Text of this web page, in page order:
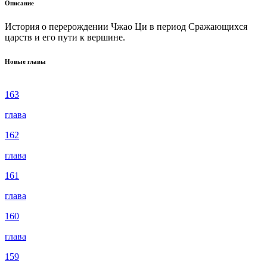
Описание
История о перерождении Чжао Ци в период Сражающихся
царств и его пути к вершине.
Новые главы
163
глава
162
глава
161
глава
160
глава
159